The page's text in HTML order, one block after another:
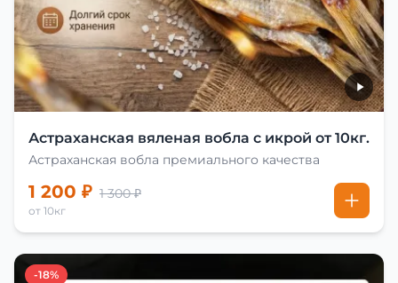
Астраханская вяленая вобла с икрой от 10кг.
Астраханская вобла премиального качества
1 200 ₽ 1 300 ₽
от 10кг
-18%